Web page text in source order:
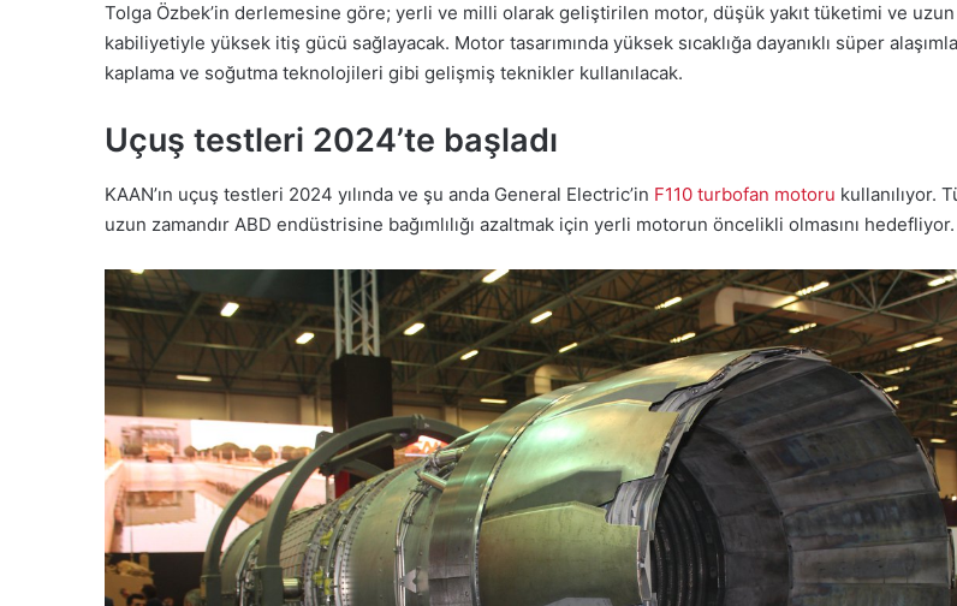
Tolga Özbek’in derlemesine göre; yerli ve milli olarak geliştirilen motor, düşük yakıt tüketimi ve
kabiliyetiyle yüksek itiş gücü sağlayacak. Motor tasarımında yüksek sıcaklığa dayanıklı süper
kaplama ve soğutma teknolojileri gibi gelişmiş teknikler kullanılacak.
Uçuş testleri 2024’te başladı
KAAN’ın uçuş testleri 2024 yılında ve şu anda General Electric’in F110 turbofan motoru kullanılıyor.
uzun zamandır ABD endüstrisine bağımlılığı azaltmak için yerli motorun öncelikli olmasını hedefliyor.